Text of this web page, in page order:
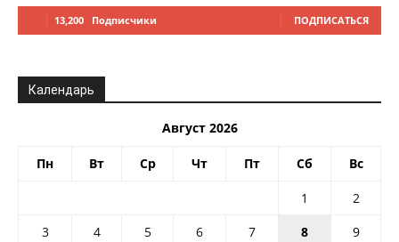
13,200 Подписчики ПОДПИСАТЬСЯ
Календарь
Август 2026
Пн Вт Ср Чт Пт Сб Вс
1
2
3
4 5 6 7 8
9